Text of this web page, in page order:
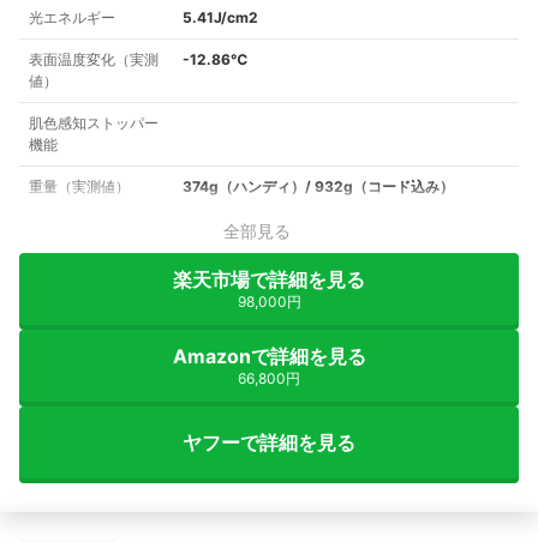
光エネルギー 5.41J/cm2
表面温度変化（実測
値）
-12.86℃
肌色感知ストッパー
機能
重量（実測値） 374g（ハンディ）/ 932g（コード込み）
全部見る
楽天市場で詳細を見る
98,000円
Amazonで詳細を見る
66,800円
ヤフーで詳細を見る